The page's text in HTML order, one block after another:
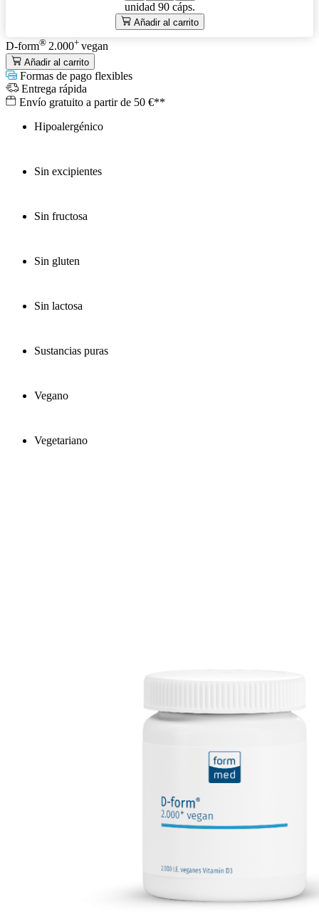
unidad 90 cáps.
Añadir al carrito
D-form® 2.000+ vegan
Añadir al carrito
Formas de pago flexibles
Entrega rápida
Envío gratuito a partir de 50 €**
Hipoalergénico
Sin excipientes
Sin fructosa
Sin gluten
Sin lactosa
Sustancias puras
Vegano
Vegetariano